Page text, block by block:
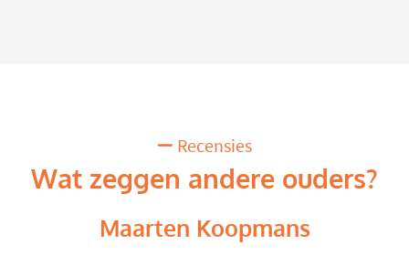
Recensies
Wat zeggen andere ouders?
Maarten Koopmans